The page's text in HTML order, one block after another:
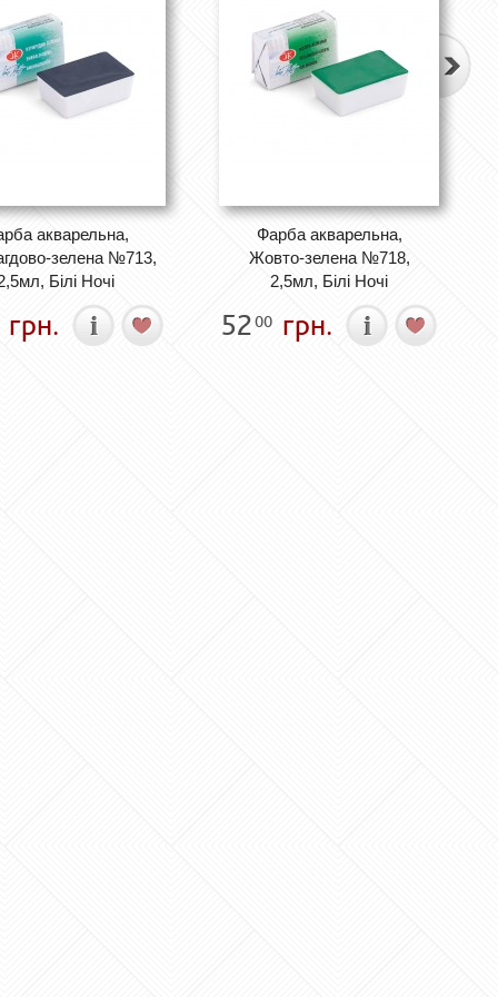
акварельна,
зелена №713,
Білі Ночі
грн.
Фарба акварельна,
Жовто-зелена №718,
2,5мл, Білі Ночі
5200 грн.